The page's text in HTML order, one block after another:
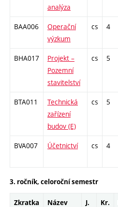
analýza
BAA006
Operační
výzkum
cs 4
BHA017
Projekt –
Pozemní
stavitelství
cs 5
BTA011
Technická
zařízení
budov (E)
cs 5
BVA007 Účetnictví cs 4
3. ročník, celoroční semestr
Zkratka Název J. Kr.